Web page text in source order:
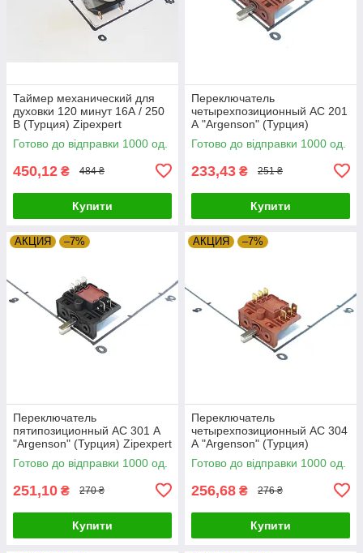
Таймер механический для
духовки 120 минут 16А / 250
В (Турция) Zipexpert
Готово до відправки 1000 од.
450,12 ₴ 484 ₴
Купити
Переключатель
четырехпозиционный АС 201
А "Argenson" (Турция)
Zipexpert
Готово до відправки 1000 од.
233,43 ₴ 251 ₴
Купити
АКЦИЯ –7%
Переключатель
пятипозиционный АС 301 А
"Argenson" (Турция) Zipexpert
Готово до відправки 1000 од.
251,10 ₴ 270 ₴
Купити
АКЦИЯ –7%
Переключатель
четырехпозиционный АС 304
А "Argenson" (Турция)
Zipexpert
Готово до відправки 1000 од.
256,68 ₴ 276 ₴
Купити